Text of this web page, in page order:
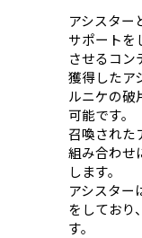
アシスター
サポートを
させるコン
獲得したア
ルニケの破
可能です。
召喚された
組み合わせ
します。
アシスター
をしており
す。